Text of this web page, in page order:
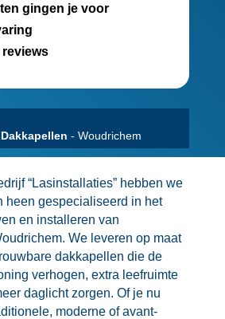
gingen je voor
reviews
Dakkapellen -Woudrichem
“Lasinstallaties” hebben we
heen gespecialiseerd in het
en installeren van
We leveren op maat
dakkapellen die de
verhogen, extra leefruimte
daglicht zorgen.​ Of je nu
moderne of avant-